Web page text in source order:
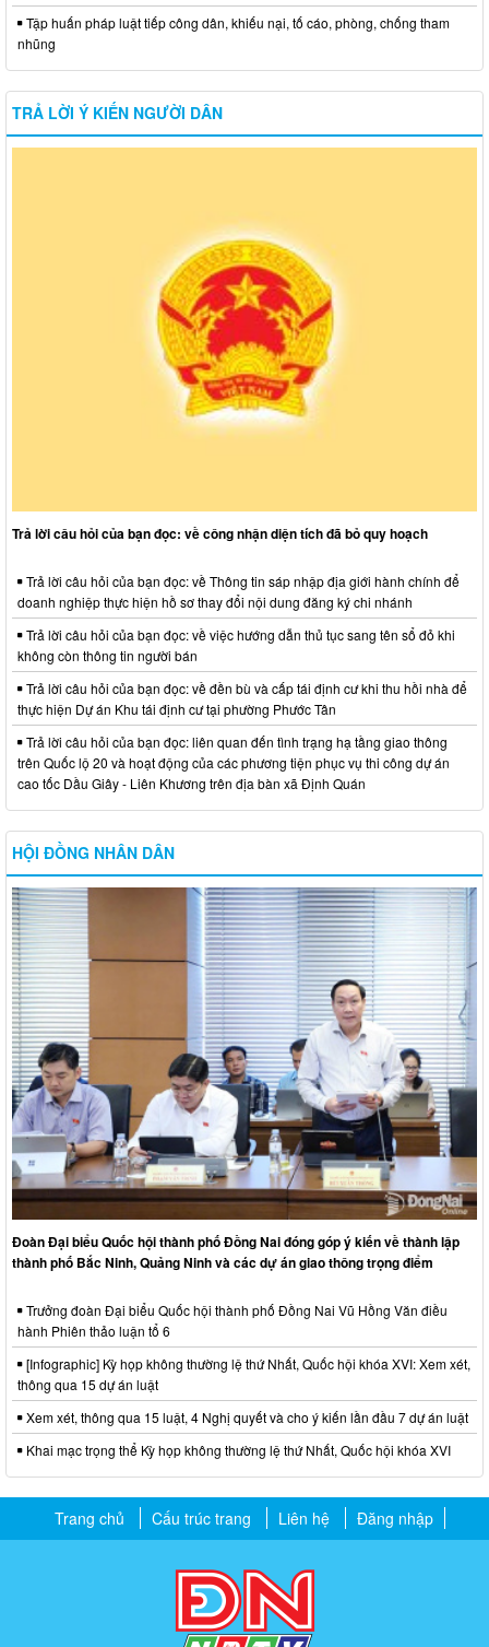
Tập huấn pháp luật tiếp công dân, khiếu nại, tố cáo, phòng, chống tham
nhũng
TRẢ LỜI Ý KIẾN NGƯỜI DÂN
Trả lời câu hỏi của bạn đọc: về công nhận diện tích đã bỏ quy hoạch
Trả lời câu hỏi của bạn đọc: về Thông tin sáp nhập địa giới hành chính để
doanh nghiệp thực hiện hồ sơ thay đổi nội dung đăng ký chi nhánh
Trả lời câu hỏi của bạn đọc: về việc hướng dẫn thủ tục sang tên sổ đỏ khi
không còn thông tin người bán
Trả lời câu hỏi của bạn đọc: về đền bù và cấp tái định cư khi thu hồi nhà để
thực hiện Dự án Khu tái định cư tại phường Phước Tân
Trả lời câu hỏi của bạn đọc: liên quan đến tình trạng hạ tầng giao thông
trên Quốc lộ 20 và hoạt động của các phương tiện phục vụ thi công dự án
cao tốc Dầu Giây - Liên Khương trên địa bàn xã Định Quán
HỘI ĐỒNG NHÂN DÂN
Đoàn Đại biểu Quốc hội thành phố Đồng Nai đóng góp ý kiến về thành lập
thành phố Bắc Ninh, Quảng Ninh và các dự án giao thông trọng điểm
Trưởng đoàn Đại biểu Quốc hội thành phố Đồng Nai Vũ Hồng Văn điều
hành Phiên thảo luận tổ 6
[Infographic] Kỳ họp không thường lệ thứ Nhất, Quốc hội khóa XVI: Xem xét,
thông qua 15 dự án luật
Xem xét, thông qua 15 luật, 4 Nghị quyết và cho ý kiến lần đầu 7 dự án luật
Khai mạc trọng thể Kỳ họp không thường lệ thứ Nhất, Quốc hội khóa XVI
Trang chủ Cấu trúc trang Liên hệ Đăng nhập